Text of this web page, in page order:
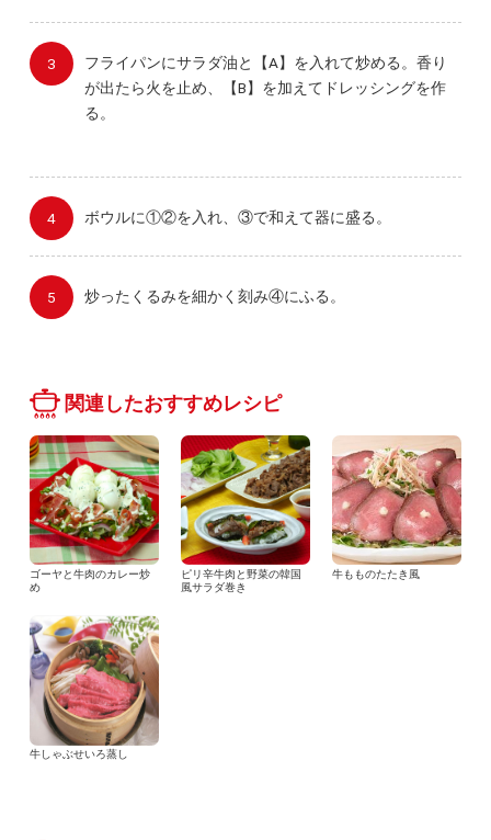
フライパンにサラダ油と【A】を入れて炒める。香り
が出たら火を止め、【B】を加えてドレッシングを作
る。
ボウルに①②を入れ、③で和えて器に盛る。
炒ったくるみを細かく刻み④にふる。
関連したおすすめレシピ
ゴーヤと牛肉のカレー炒
め
ピリ辛牛肉と野菜の韓国
風サラダ巻き
牛もものたたき風
牛しゃぶせいろ蒸し